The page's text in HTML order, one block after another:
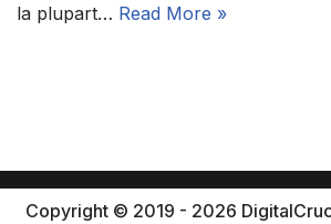
la plupart… Read More »
Copyright © 2019 - 2026